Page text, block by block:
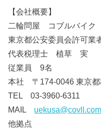
【会社概要】
二輪問屋 コブルバイク
東京都公安委員会許可
代表税理士 植草 実
従業員 9名
本社 〒174-0046 東京都
TEL 03-3960-6311
MAIL uekusa@covll.com
他拠点